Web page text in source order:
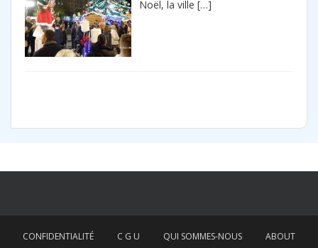
Noël, la ville […]
CONFIDENTIALITÉ C G U QUI SOMMES-NOUS ABOUT